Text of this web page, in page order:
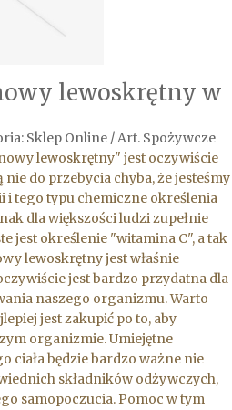
lewoskrętny w
Sklep Online / Art. Spożywcze
lewoskrętny" jest oczywiście
do przebycia chyba, że jesteśmy
tego typu chemiczne określenia
dla większości ludzi zupełnie
jest określenie "witamina C", a tak
lewoskrętny jest właśnie
jest bardzo przydatna dla
naszego organizmu. Warto
jest zakupić po to, aby
organizmie. Umiejętne
ciała będzie bardzo ważne nie
składników odżywczych,
samopoczucia. Pomoc w tym